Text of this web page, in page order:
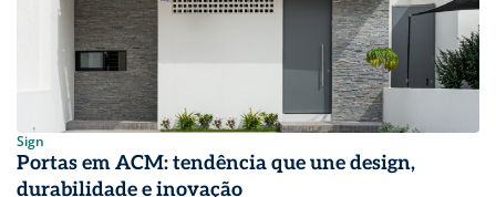
Sign
Portas em ACM: tendência que une design,
durabilidade e inovação